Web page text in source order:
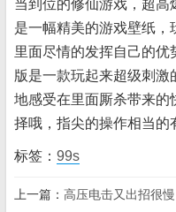
当到位的修仙游戏，超
是一幅精美的游戏壁纸，
里面尽情的发挥自己的
版是一款玩起来超级刺
地感受在里面厮杀带来的
择哦，指尖的操作相当的
标签： 99s
上一篇： 高压电击又出招很